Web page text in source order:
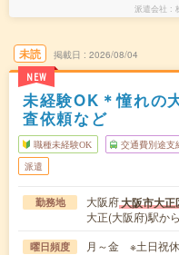
派遣会社
未読
NEW
掲載日 2026/08/04
未経験OK＊憧れの
査依頼など
職種未経験OK 交通費別途支
派遣
勤務地 大阪府大阪市大正
大正(大阪府)駅か
曜日頻度 月～金 ※土日祝